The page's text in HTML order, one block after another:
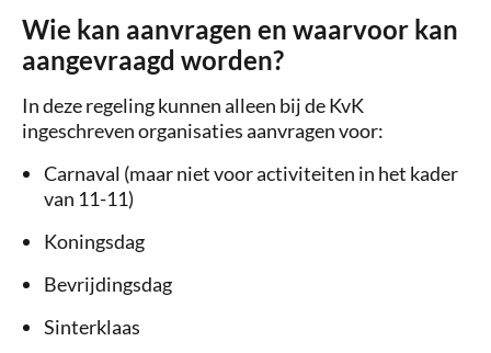
Wie kan aanvragen en waarvoor kan
aangevraagd worden?
In deze regeling kunnen alleen bij de KvK
ingeschreven organisaties aanvragen voor:
Carnaval (maar niet voor activiteiten in het kader
van 11-11)
Koningsdag
Bevrijdingsdag
Sinterklaas